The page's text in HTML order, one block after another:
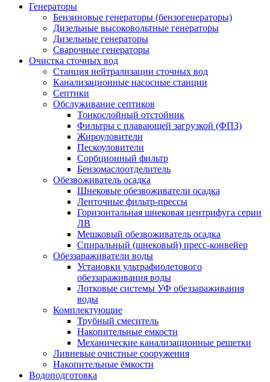
Генераторы
Бензиновые генераторы (бензогенераторы)
Дизельные высоковольтные генераторы
Дизельные генераторы
Сварочные генераторы
Очистка сточных вод
Станция нейтрализации сточных вод
Канализационные насосные станции
Септики
Обслуживание септиков
Тонкослойный отстойник
Фильтры с плавающей загрузкой (ФПЗ)
Жироуловители
Пескоуловители
Сорбционный фильтр
Бензомаслоотделитель
Обезвоживатель осадка
Шнековые обезвоживатели осадка
Ленточные фильтр-прессы
Горизонтальная шнековая центрифуга серии
ЛВ
Мешковый обезвоживатель осадка
Спиральный (шнековый) пресс-конвейер
Обеззараживатели воды
Установки ультрафиолетового
обеззараживания воды
Лотковые системы УФ обеззараживания
воды
Комплектующие
Трубный смеситель
Накопительные емкости
Механические канализационные решетки
Ливневые очистные сооружения
Накопительные ёмкости
Водоподготовка